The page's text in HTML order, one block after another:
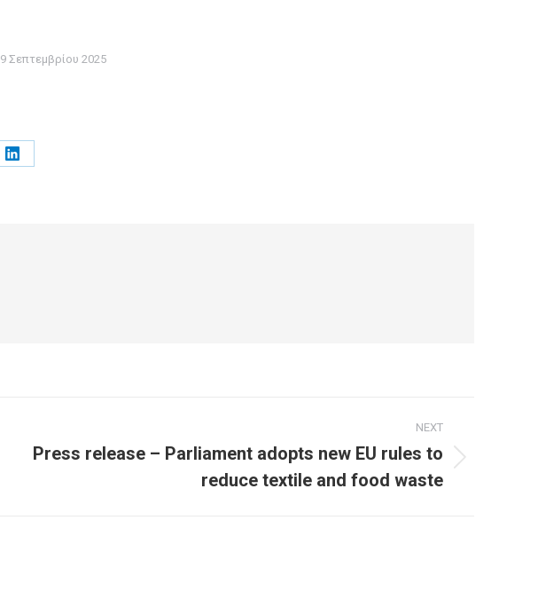
9 Σεπτεμβρίου 2025
Share
NEXT
Press release – Parliament adopts new EU rules to
reduce textile and food waste